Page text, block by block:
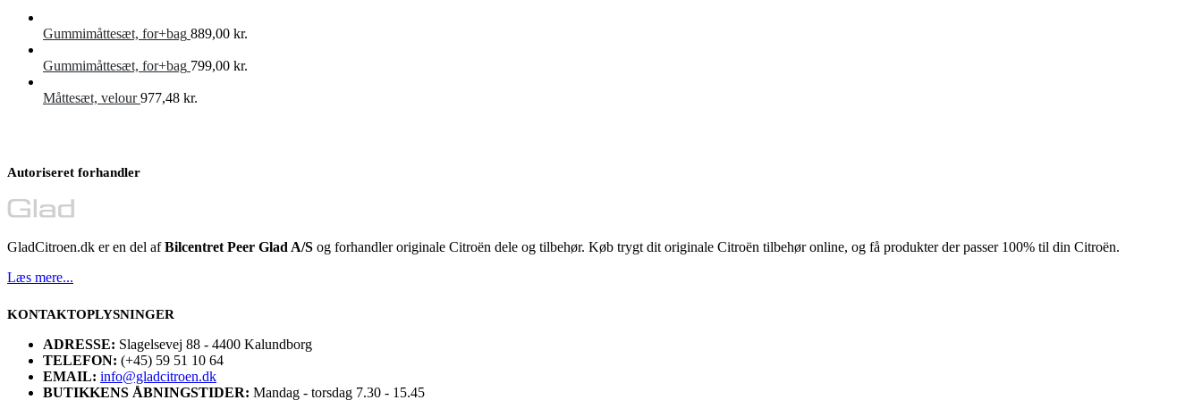
Gummimåttesæt, for+bag 889,00 kr.
Gummimåttesæt, for+bag 799,00 kr.
Måttesæt, velour 977,48 kr.
Autoriseret forhandler
GladCitroen.dk er en del afBilcentret Peer Glad A/S og forhandler originale Citroën dele og tilbehør. Køb trygt dit originale Citroën tilbehør online, og få produkter der passer 100% til din Citroën.
Læs mere...
KONTAKTOPLYSNINGER
ADRESSE: Slagelsevej 88 - 4400 Kalundborg
TELEFON: (+45) 59 51 10 64
EMAIL: info@gladcitroen.dk
BUTIKKENS ÅBNINGSTIDER: Mandag - torsdag 7.30 - 15.45